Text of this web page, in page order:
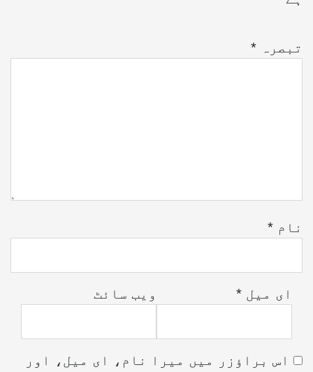
تبصرہ *
نام *
ای میل * ویب‌ سائٹ
اس براؤزر میں میرا نام، ای میل، اور